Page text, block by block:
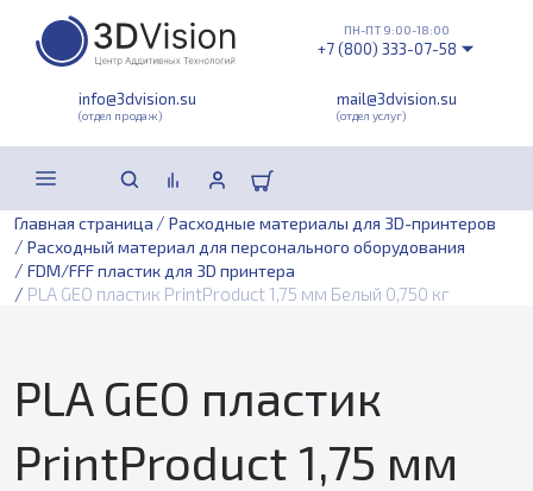
info@3dvision.su
(отдел продаж)
mail@3dvision.su
(отдел услуг)
ПН-ПТ 9:00-18:00
+7 (800) 333-07-58
Главная страница / Расходные материалы для 3D-принтеров
/ Расходный материал для персонального оборудования
/ FDM/FFF пластик для 3D принтера
/ PLA GEO пластик PrintProduct 1,75 мм Белый 0,750 кг
PLA GEO пластик
PrintProduct 1,75 мм